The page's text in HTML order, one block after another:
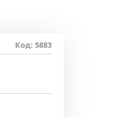
Код: 5883